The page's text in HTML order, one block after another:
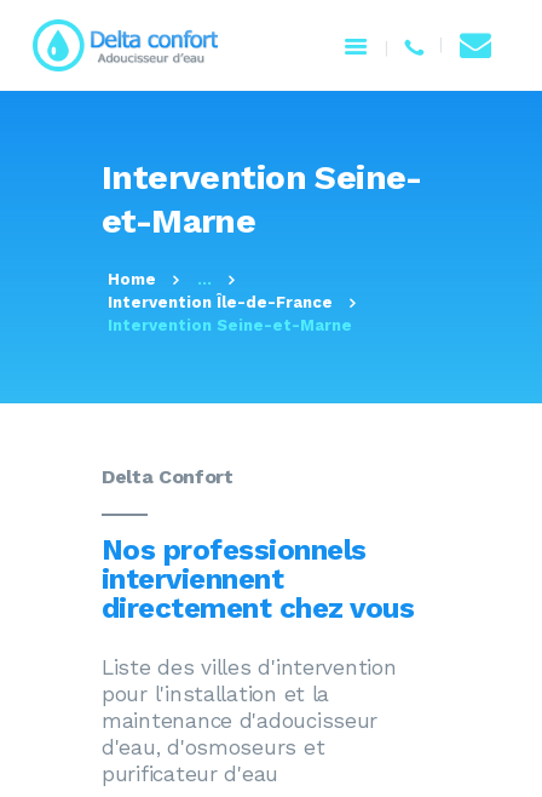
Intervention Seine-
et-Marne
Home
...
Intervention Île-de-France
Intervention Seine-et-Marne
ACCUEIL
NOTRE ENTREPRISE
PRODUITS
CONTACTEZ-NOUS
Delta Confort
Nos professionnels
interviennent
directement chez vous
Liste des villes d'intervention
pour l'installation et la
maintenance d'adoucisseur
d'eau, d'osmoseurs et
purificateur d'eau